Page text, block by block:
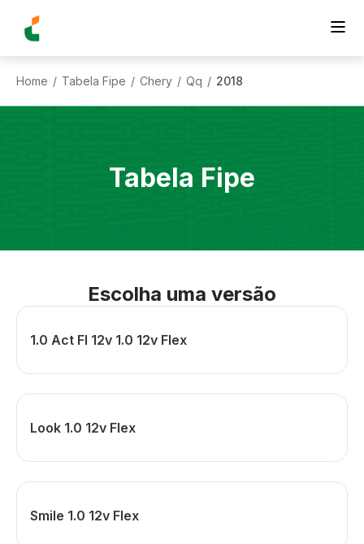
Home / Tabela Fipe / Chery / Qq / 2018
Tabela Fipe
Escolha uma versão
1.0 Act Fl 12v 1.0 12v Flex
Look 1.0 12v Flex
Smile 1.0 12v Flex